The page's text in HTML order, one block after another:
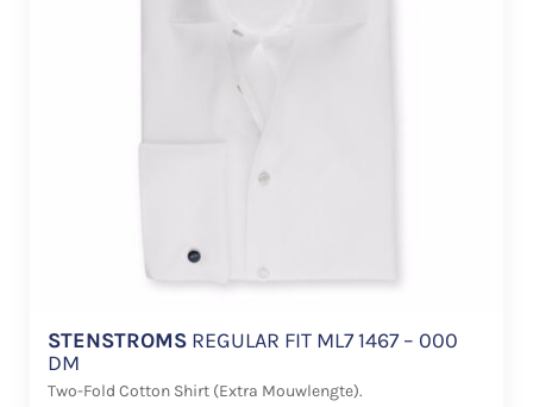
STENSTROMS REGULAR FIT ML7 1467 – 000
DM
Two-Fold Cotton Shirt (Extra Mouwlengte).